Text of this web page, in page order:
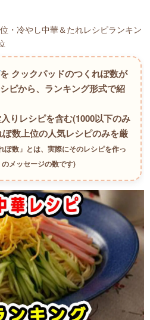
・冷やし中華＆たれレシピランキン
を クックパッドのつくれぽ数が
ピから、ランキング形式で紹
りレシピを含む(1000以下のみ
数上位の人気レシピのみを厳
ぽ数」とは、実際にそのレシピを作っ
メッセージの数です)